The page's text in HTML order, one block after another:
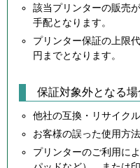
該当プリンターの販売
手配となります。
プリンター保証の上限
円までとなります。
保証対象外となる場
他社の互換・リサイク
お客様の誤った使用方
プリンターのご利用に